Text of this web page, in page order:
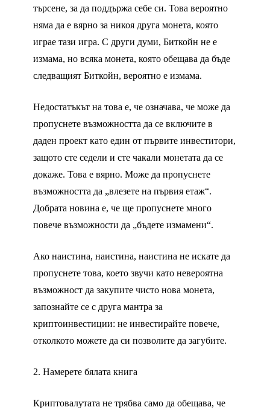
търсене, за да поддържа себе си. Това вероятно
няма да е вярно за никоя друга монета, която
играе тази игра. С други думи, Биткойн не е
измама, но всяка монета, която обещава да бъде
следващият Биткойн, вероятно е измама.
Недостатъкът на това е, че означава, че може да
пропуснете възможността да се включите в
даден проект като един от първите инвеститори,
защото сте седели и сте чакали монетата да се
докаже. Това е вярно. Може да пропуснете
възможността да „влезете на първия етаж“.
Добрата новина е, че ще пропуснете много
повече възможности да „бъдете измамени“.
Ако наистина, наистина, наистина не искате да
пропуснете това, което звучи като невероятна
възможност да закупите чисто нова монета,
запознайте се с друга мантра за
криптоинвестиции: не инвестирайте повече,
отколкото можете да си позволите да загубите.
2. Намерете бялата книга
Криптовалутата не трябва само да обещава, че